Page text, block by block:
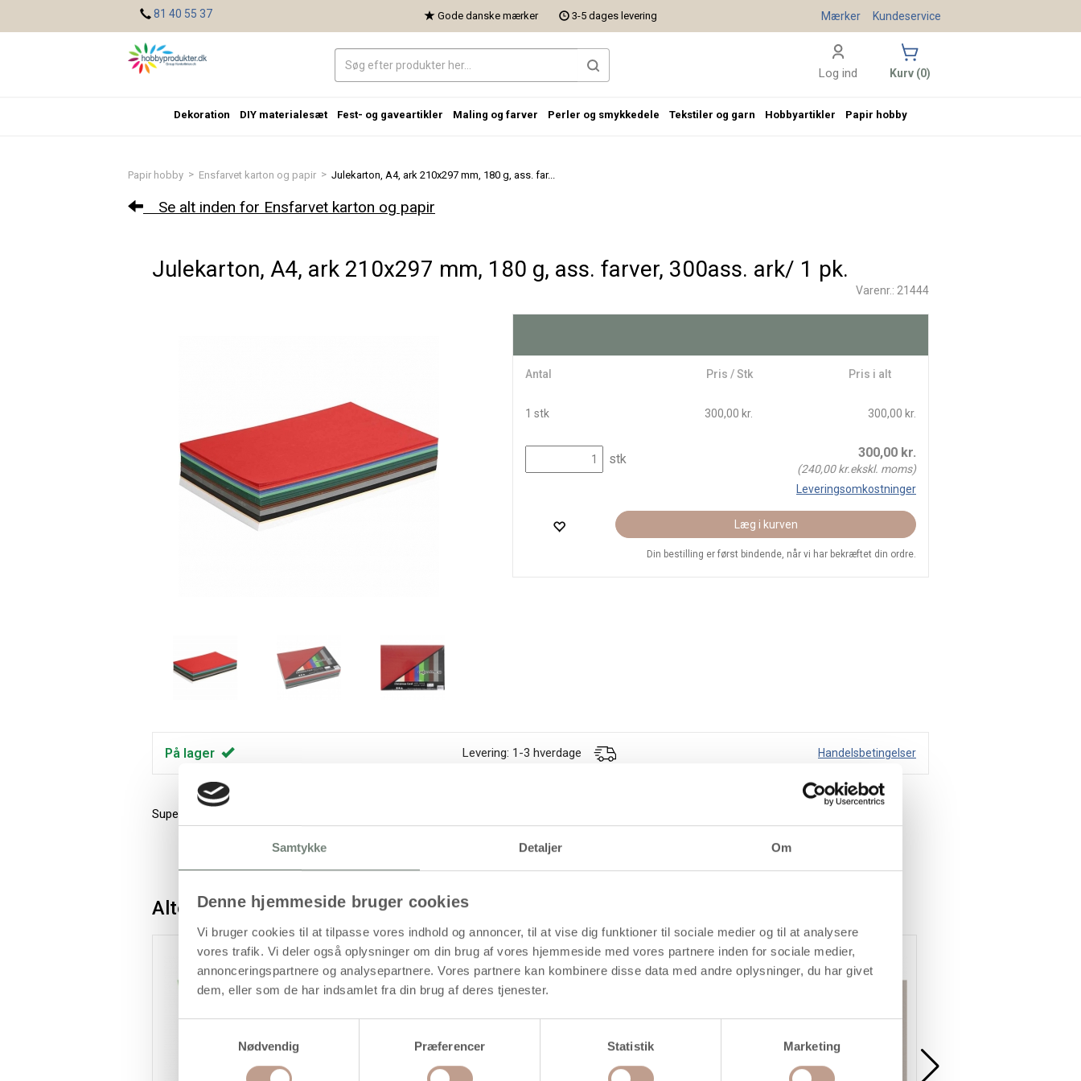
Samtykke Detaljer Om
Denne hjemmeside bruger cookies
Vi bruger cookies til at tilpasse vores indhold og annoncer, til at vise dig funktioner til sociale medier og til at analysere
vores trafik. Vi deler også oplysninger om din brug af vores hjemmeside med vores partnere inden for sociale medier,
annonceringspartnere og analysepartnere. Vores partnere kan kombinere disse data med andre oplysninger, du har givet
dem, eller som de har indsamlet fra din brug af deres tjenester.
Nødvendig
Præferencer Statistik Marketing
Papir hobby > Ensfarvet karton og papir > Julekarton, A4, ark 210x297 mm, 180 g, ass. far...
Se alt inden for Ensfarvet karton og papir
Julekarton, A4, ark 210x297 mm, 180 g, ass. farver, 300ass. ark/ 1 pk.
Varenr.: 21444
Antal Pris / Stk Pris i alt
1 stk 300,00 kr. 300,00 kr.
stk 300,00kr.
(240,00kr.ekskl. moms)
Leveringsomkostninger
Læg i kurven
Din bestilling er først bindende, når vi har bekræftet din ordre.
På lager Levering: 1-3 hverdage Handelsbetingelser
Super sortiment af ensfarvet karton i god kvalitet. Pk. med 10 forskellige farver
Alternativer
Gratis levering
81 40 55 37 Gode danske mærker 3-5 dages levering Kundeservice
Mærker
Log ind Kurv (0)
Dekoration DIY materialesæt Fest- og gaveartikler Maling og farver Perler og smykkedele Tekstiler og garn Hobbyartikler Papir hobby